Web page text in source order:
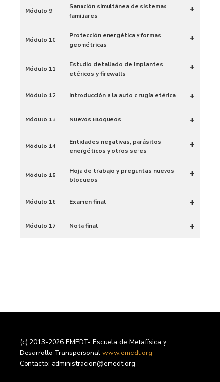
Módulo 9
Sanación simultánea de sistemas
familiares
+
Módulo 10
Protección energética y formas
geométricas
+
Módulo 11
Estudio detallado de implantes
etéricos y firewalls
+
Módulo 12 Introducción a la auto cirugía etérica +
Módulo 13 Nuevos Bloqueos +
Módulo 14
Entidades negativas, parásitos
energéticos y otros seres
+
Módulo 15
Hoja de trabajo y preguntas nuevos
bloqueos
+
Módulo 16 Examen final +
Módulo 17 Nota final +
(c) 2013-2026 EMEDT- Escuela de Metafísica y
Desarrollo Transpersonal www.emedt.org
Contacto: administracion@emedt.org